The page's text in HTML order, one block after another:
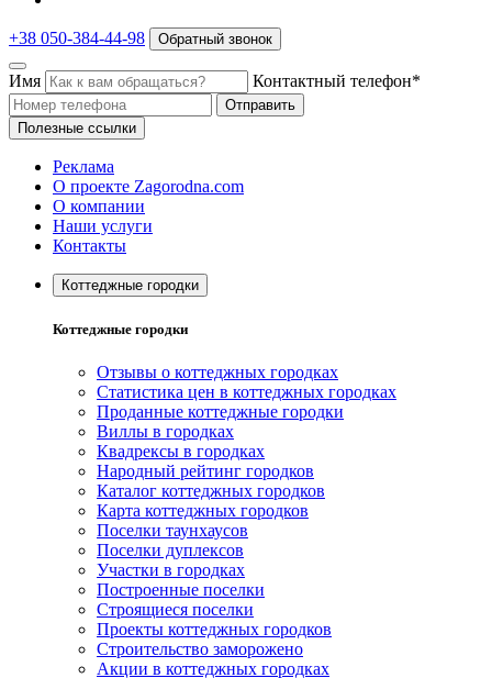
+38 050-384-44-98 Обратный звонок
Имя Контактный телефон*
Отправить
Полезные ссылки
Реклама
О проекте Zagorodna.com
О компании
Наши услуги
Контакты
Коттеджные городки
Коттеджные городки
Отзывы о коттеджных городках
Статистика цен в коттеджных городках
Проданные коттеджные городки
Виллы в городках
Квадрексы в городках
Народный рейтинг городков
Каталог коттеджных городков
Карта коттеджных городков
Поселки таунхаусов
Поселки дуплексов
Участки в городках
Построенные поселки
Строящиеся поселки
Проекты коттеджных городков
Строительство заморожено
Акции в коттеджных городках